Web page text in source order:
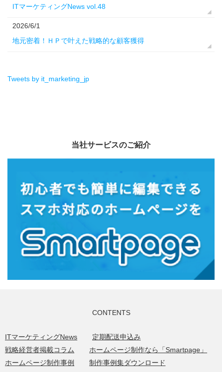
ITマーケティングNews vol.48
2026/6/1
地元密着！ＨＰで叶えた戦略的な顧客獲得
Tweets by it_marketing_jp
当社サービスのご紹介
CONTENTS
ITマーケティングNews
定期配送申込み
戦略経営者掲載コラム
ホームページ制作なら「Smartpage」
ホームページ制作事例
制作事例集ダウンロード